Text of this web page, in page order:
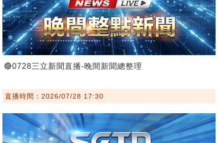
🔴0728三立新聞直播-晚間新聞總整理
直播時間：2026/07/28 17:30